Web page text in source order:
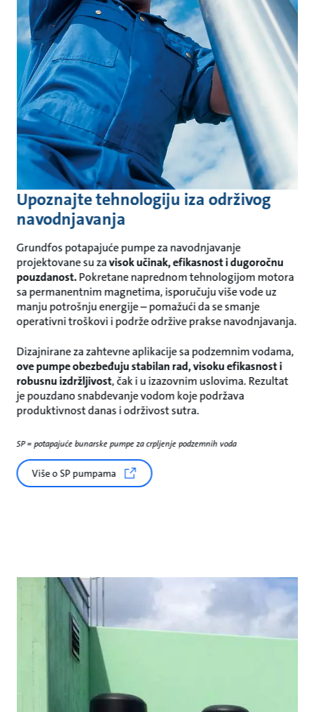
Upoznajte tehnologiju iza održivog
navodnjavanja
Grundfos potapajuće pumpe za navodnjavanje
projektovane su zavisok učinak, efikasnost i dugoročnu
pouzdanost.Pokretane naprednom tehnologijom motora
sa permanentnim magnetima, isporučuju više vode uz
manju potrošnju energije – pomažući da se smanje
operativni troškovi i podrže održive prakse navodnjavanja.
Dizajnirane za zahtevne aplikacije sa podzemnim vodama,
ove pumpe obezbeđuju stabilan rad, visoku efikasnost i
robusnu izdržljivost, čak i u izazovnim uslovima. Rezultat
je pouzdano snabdevanje vodom koje podržava
produktivnost danas i održivost sutra.
SP = potapajuće bunarske pumpe za crpljenje podzemnih voda
Više o SP pumpama